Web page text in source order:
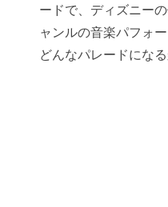
ードで、ディズニー
ャンルの音楽パフォ
どんなパレードにな